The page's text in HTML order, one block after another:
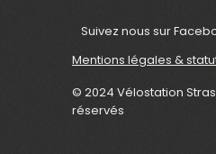
Suivez nous sur
Mentions légales &
© 2024 Vélostation
réservés